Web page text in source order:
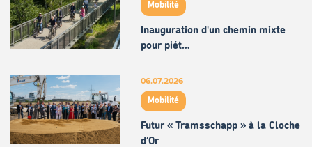
Mobilité
Inauguration d'un chemin mixte
pour piét…
06.07.2026
Mobilité
Futur « Tramsschapp » à la Cloche
d’Or